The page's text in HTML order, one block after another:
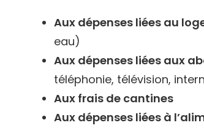
Aux dépenses liées au
eau)
Aux dépenses liées aux
téléphonie, télévision,
Aux frais de cantines
Aux dépenses liées à